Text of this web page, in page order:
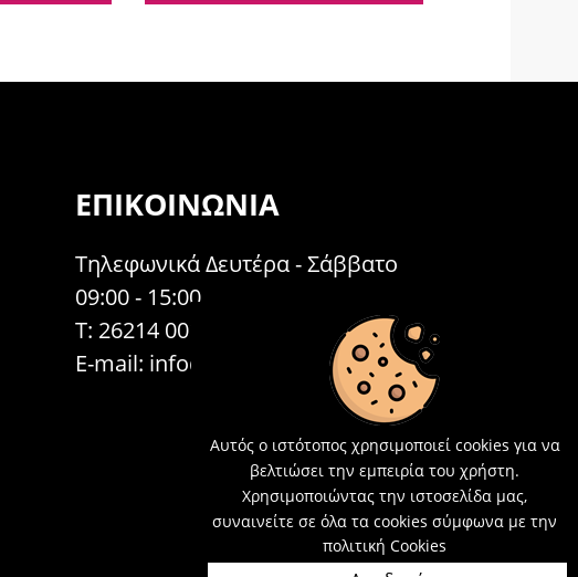
ΕΠΙΚΟΙΝΩΝΊΑ
Τηλεφωνικά Δευτέρα - Σάββατο
09:00 - 15:00
Τ: 26214 00104
E-mail: info@acosmetics.gr
Αυτός ο ιστότοπος χρησιμοποιεί cookies για να
βελτιώσει την εμπειρία του χρήστη.
Χρησιμοποιώντας την ιστοσελίδα μας,
συναινείτε σε όλα τα cookies σύμφωνα με την
πολιτική Cookies